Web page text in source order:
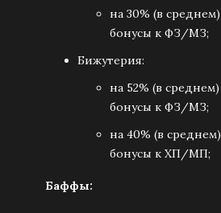
на 30% (в
бонусы к ФЗ/МЗ;
Бижутерия:
на 52% (в
бонусы к ФЗ/МЗ;
на 40% (в
бонусы к ХП/МП;
Баффы: